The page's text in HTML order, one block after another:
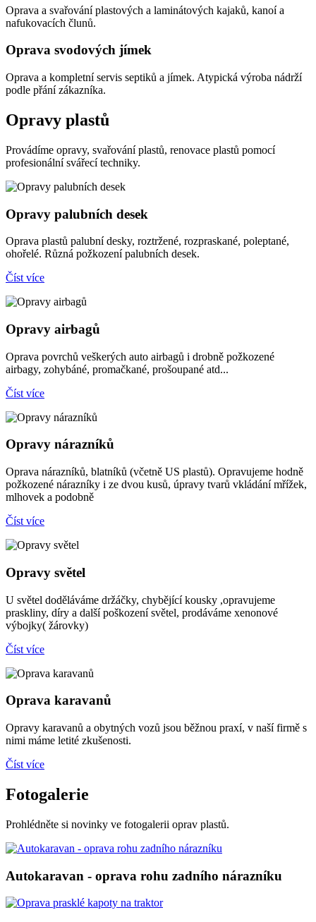
Oprava a svařování plastových a laminátových kajaků, kanoí a
nafukovacích člunů.
Oprava svodových jímek
Oprava a kompletní servis septiků a jímek. Atypická výroba nádrží
podle přání zákazníka.
Opravy plastů
Provádíme opravy, svařování plastů, renovace plastů pomocí
profesionální svářecí techniky.
Opravy palubních desek
Oprava plastů palubní desky, roztržené, rozpraskané, poleptané,
ohořelé. Různá požkození palubních desek.
Číst více
Opravy airbagů
Oprava povrchů veškerých auto airbagů i drobně požkozené
airbagy, zohybáné, promačkané, prošoupané atd...
Číst více
Opravy nárazníků
Oprava nárazníků, blatníků (včetně US plastů). Opravujeme hodně
požkozené nárazníky i ze dvou kusů, úpravy tvarů vkládání mřížek,
mlhovek a podobně
Číst více
Opravy světel
U světel doděláváme držáčky, chybějící kousky ,opravujeme
praskliny, díry a další poškození světel, prodáváme xenonové
výbojky( žárovky)
Číst více
Oprava karavanů
Opravy karavanů a obytných vozů jsou běžnou praxí, v naší firmě s
nimi máme letité zkušenosti.
Číst více
Fotogalerie
Prohlédněte si novinky ve fotogalerii oprav plastů.
Autokaravan - oprava rohu zadního nárazníku